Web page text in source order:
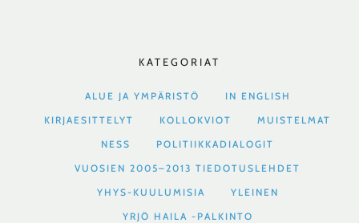
KATEGORIAT
ALUE JA YMPÄRISTÖ
IN ENGLISH
KIRJAESITTELYT
KOLLOKVIOT
MUISTELMAT
NESS
POLITIIKKADIALOGIT
VUOSIEN 2005–2013 TIEDOTUSLEHDET
YHYS-KUULUMISIA
YLEINEN
YRJÖ HAILA -PALKINTO